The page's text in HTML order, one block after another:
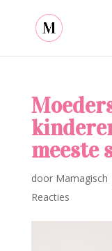
meeste
door Mamagisch
Reacties